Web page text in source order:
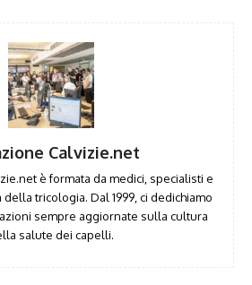
Calvizie.net
è formata da medici, specialisti e
tricologia. Dal 1999, ci dedichiamo
sempre aggiornate sulla cultura
salute dei capelli.